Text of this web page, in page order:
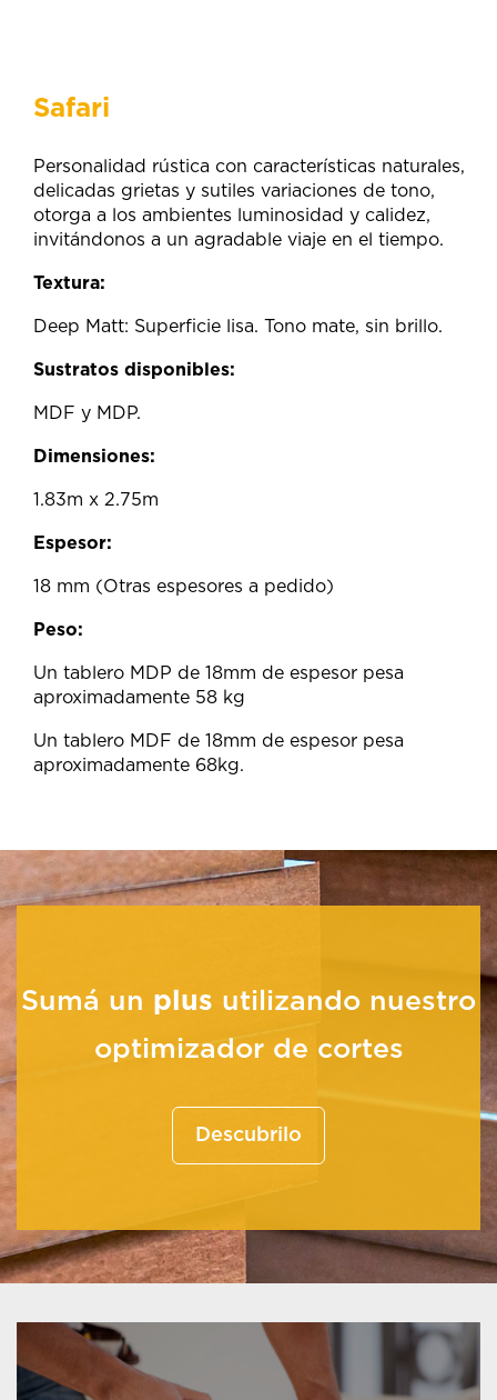
Safari
Personalidad rústica con características naturales,
delicadas grietas y sutiles variaciones de tono,
otorga a los ambientes luminosidad y calidez,
invitándonos a un agradable viaje en el tiempo.
Textura:
Deep Matt: Superficie lisa. Tono mate, sin brillo.
Sustratos disponibles:
MDF y MDP.
Dimensiones:
1.83m x 2.75m
Espesor:
18 mm (Otras espesores a pedido)
Peso:
Un tablero MDP de 18mm de espesor pesa
aproximadamente 58 kg
Un tablero MDF de 18mm de espesor pesa
aproximadamente 68kg.
Sumá un plus utilizando nuestro
optimizador de cortes
Descubrilo